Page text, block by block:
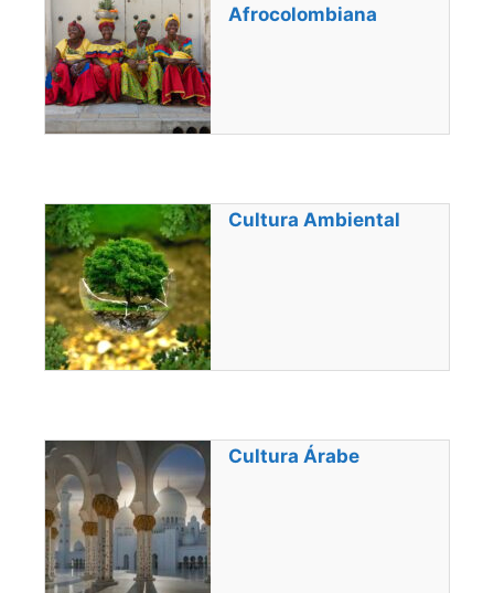
Afrocolombiana
Cultura Ambiental
Cultura Árabe